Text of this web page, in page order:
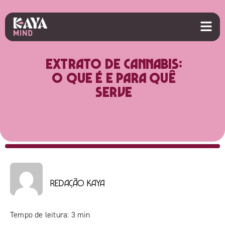
Extrato de cannabis:
o que é e para quê
serve
Redação Kaya
Tempo de leitura: 3 min